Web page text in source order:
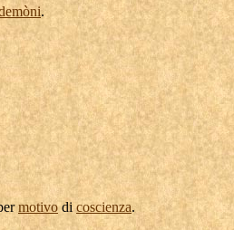
.
motivodi coscienza.